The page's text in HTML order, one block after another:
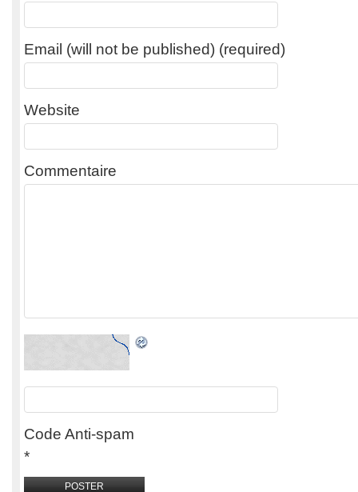
Email (will not be published) (required)
Website
Commentaire
Code Anti-spam
*